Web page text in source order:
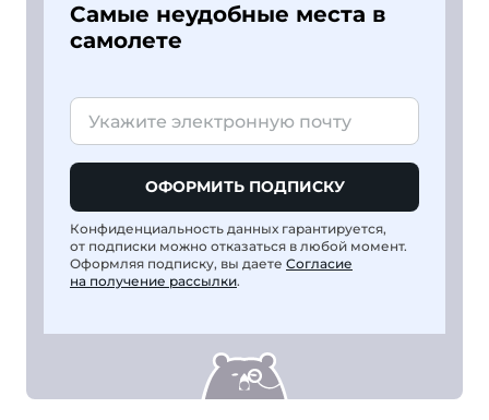
Самые неудобные места в
самолете
ОФОРМИТЬ ПОДПИСКУ
Конфиденциальность данных гарантируется,
от подписки можно отказаться в любой момент.
Оформляя подписку, вы даете Согласие
на получение рассылки.